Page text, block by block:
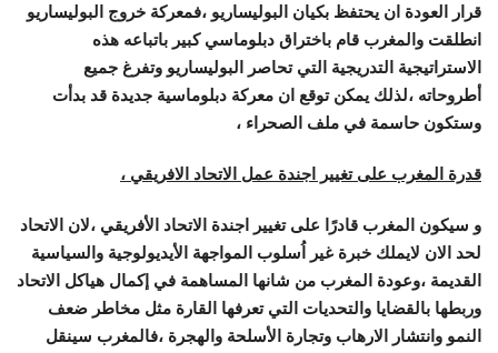
قرار العودة ان يحتفظ بكيان البوليساريو ،فمعركة خروج البوليساريو
انطلقت والمغرب قام باختراق دبلوماسي كبير باتباعه هذه
الاستراتيجية التدريجية التي تحاصر البوليساريو وتفرغ جميع
أطروحاته ،لذلك يمكن توقع ان معركة دبلوماسية جديدة قد بدأت
وستكون حاسمة في ملف الصحراء ،
قدرة المغرب على تغيير اجندة عمل الاتحاد الافريقي ،
و سيكون المغرب قادرًا على تغيير اجندة الاتحاد الأفريقي ،لان الاتحاد
لحد الان لايملك خبرة غير اُسلوب المواجهة الأيديولوجية والسياسية
القديمة ،وعودة المغرب من شانها المساهمة في إكمال هياكل الاتحاد
وربطها بالقضايا والتحديات التي تعرفها القارة مثل مخاطر ضعف
النمو وانتشار الارهاب وتجارة الأسلحة والهجرة ،فالمغرب سينقل